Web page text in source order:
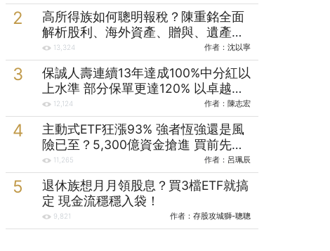
高所得族如何聰明報稅？陳重銘全面
解析股利、海外資產、贈與、遺產報
稅規劃
13,324 作者：沈以寧
保誠人壽連續13年達成100%中分紅以
上水準 部分保單更達120% 以卓越財
力與分紅成績實踐保戶承諾
12,124 作者：陳志宏
主動式ETF狂漲93% 強者恆強還是風
險已至？5,300億資金搶進 買前先看
清這些
11,265 作者： 呂珮辰
退休族想月月領股息？買3檔ETF就搞
定 現金流穩穩入袋！
9,821 作者：存股攻城獅-聰聰